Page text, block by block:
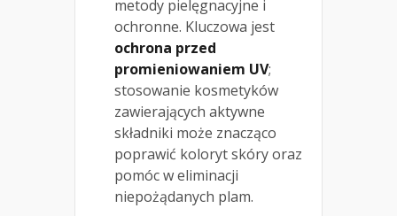
metody pielęgnacyjne i
ochronne. Kluczowa jest
ochrona przed
promieniowaniem UV;
stosowanie kosmetyków
zawierających aktywne
składniki może znacząco
poprawić koloryt skóry oraz
pomóc w eliminacji
niepożądanych plam.